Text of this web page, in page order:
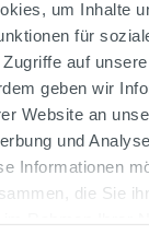
um Inhalte
für
auf
geben wir
Website an
und
Informationen
die Sie
dieses Videos
Ihrem Browser